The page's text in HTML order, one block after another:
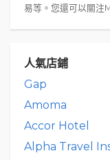
易等。您還可以關注
人氣店鋪
Gap
Amoma
Accor Hotel
Alpha Travel